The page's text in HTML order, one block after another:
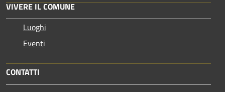
VIVERE IL COMUNE
Luoghi
Eventi
CONTATTI